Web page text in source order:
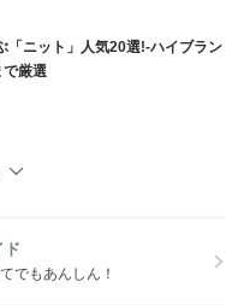
「ニット」人気20選!-ハイブラン
で厳選
ド
でもあんしん！